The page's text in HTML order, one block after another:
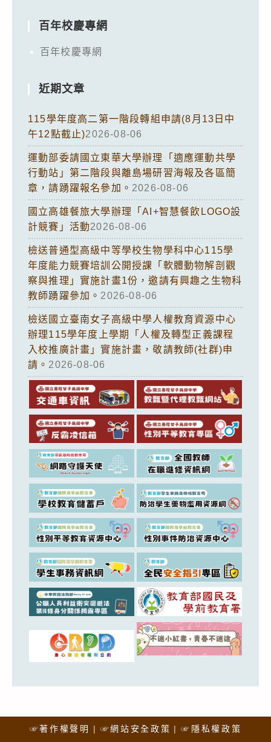
百年校慶專網
百年校慶專網
近期文章
115學年度高二第一階段轉組申請(8月13日中
午12點截止)2026-08-06
運動部委請國立東華大學辦理「適應運動共學
行動站」第二階段與離島場研習海報及各區簡
章，請踴躍報名參加。 2026-08-06
國立高雄餐旅大學辦理「AI+智慧餐飲LOGO設
計競賽」活動2026-08-06
檢送普通型高級中等學校生物學科中心115學
年度能力競賽培訓公開授課「軟體動物解剖觀
察與推理」實施計畫1份，邀請有興趣之生物科
教師踴躍參加。 2026-08-06
檢送國立臺南女子高級中學人權教育資源中心
辦理115學年度上學期「人權及轉型正義課程
入校推廣計畫」實施計畫，敬請教師(社群)申
請。 2026-08-06
☞著作權聲明 ☞網站安全政策 ☞隱私權政策